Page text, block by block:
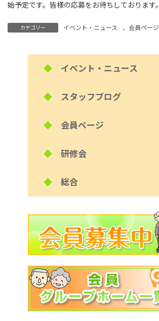
始予定です。皆様の応募をお待ちしております。
カテゴリー イベント・ニュース 、 会員ページ
◆ イベント・ニュース
◆ スタッフブログ
◆ 会員ページ
◆ 研修会
◆ 総合